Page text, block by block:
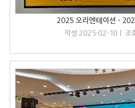
2025 오리엔테이션 -
작성 2025-02-10 | 조